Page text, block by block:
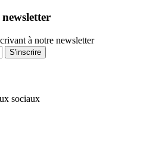
à notre newsletter
S'inscrire
sociaux